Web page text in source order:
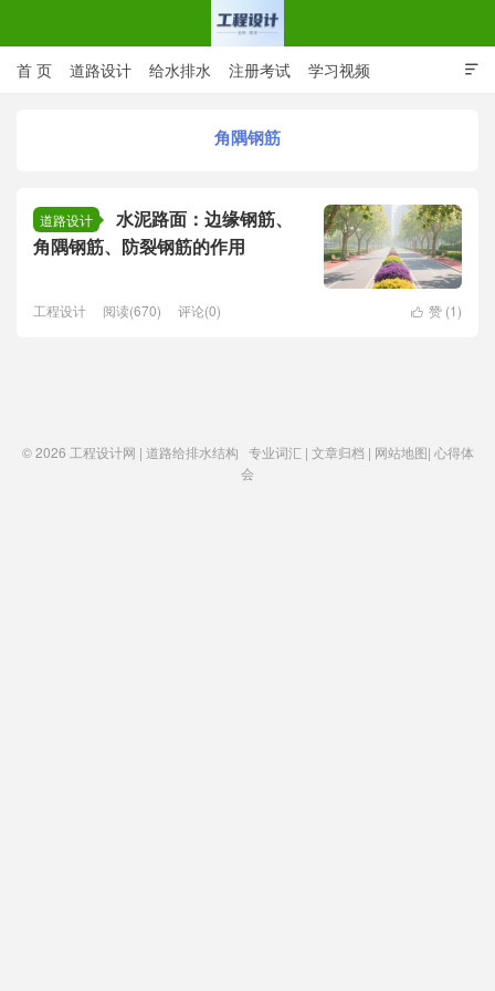

首 页 道路设计 给水排水 注册考试 学习视频
角隅钢筋
道路设计
水泥路面：边缘钢筋、
角隅钢筋、防裂钢筋的作用
 赞 (1)
工程设计 阅读(670) 评论(0)
© 2026 工程设计网 | 道路给排水结构 专业词汇 | 文章归档 | 网站地图| 心得体
会